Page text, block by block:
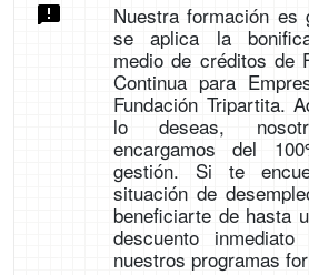
Nuestra formación es
se aplica la
medio de créditos de
Continua para
Fundación Tripartita.
lo deseas,
encargamos del
gestión. Si te
situación de
beneficiarte de hasta
descuento
nuestros programas